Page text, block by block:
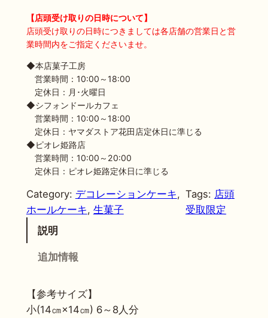
紙
ケ
ー
キ
個
【店頭受け取りの日時について】
店頭受け取りの日時につきましては各店舗の営業日と営
業時間内をご指定くださいませ。
◆本店菓子工房
営業時間：10:00～18:00
定休日：月･火曜日
◆シフォンドールカフェ
営業時間：10:00～18:00
定休日：ヤマダストア花田店定休日に準じる
◆ピオレ姫路店
営業時間：10:00～20:00
定休日：ピオレ姫路定休日に準じる
Category: デコレーションケーキ
ホールケーキ, 生菓子
Tags: 店頭
受取限定
説明
追加情報
【参考サイズ】
小(14㎝×14㎝) 6～8人分